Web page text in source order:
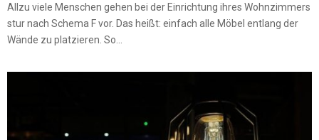
Allzu viele Menschen gehen bei der Einrichtung ihres Wohnzimmers
stur nach Schema F vor. Das heißt: einfach alle Möbel entlang der
Wände zu platzieren. So...